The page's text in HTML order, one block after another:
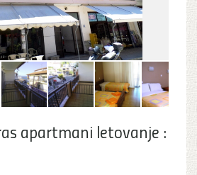
apartmani letovanje :